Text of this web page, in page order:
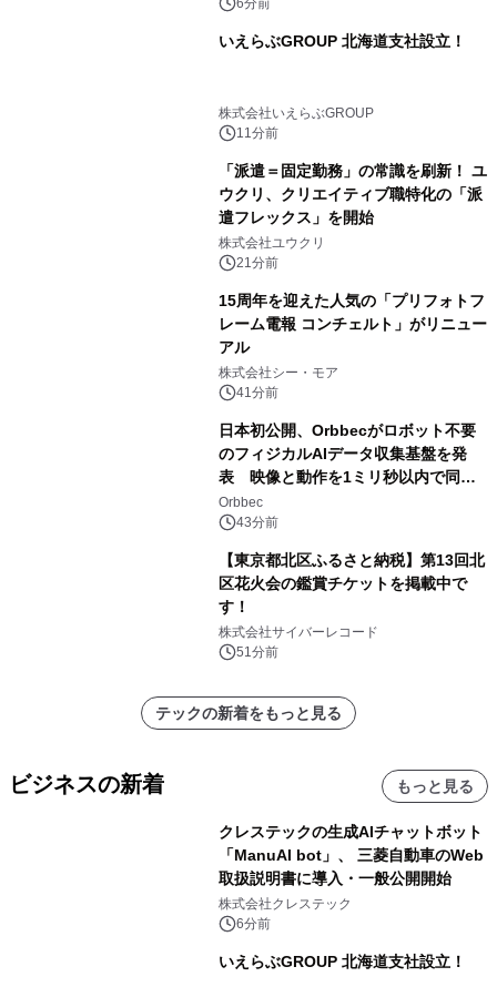
6分前
いえらぶGROUP 北海道支社設立！
株式会社いえらぶGROUP
11分前
「派遣＝固定勤務」の常識を刷新！ ユ
ウクリ、クリエイティブ職特化の「派
遣フレックス」を開始
株式会社ユウクリ
21分前
15周年を迎えた人気の「プリフォトフ
レーム電報 コンチェルト」がリニュー
アル
株式会社シー・モア
41分前
日本初公開、Orbbecがロボット不要
のフィジカルAIデータ収集基盤を発
表 映像と動作を1ミリ秒以内で同
期、約200グラムの試作機をROSCon
JP 2026で実演
Orbbec
43分前
【東京都北区ふるさと納税】第13回北
区花火会の鑑賞チケットを掲載中で
す！
株式会社サイバーレコード
51分前
テックの新着をもっと見る
ビジネスの新着 もっと見る
クレステックの生成AIチャットボット
「ManuAI bot」、 三菱自動車のWeb
取扱説明書に導入・一般公開開始
株式会社クレステック
6分前
いえらぶGROUP 北海道支社設立！